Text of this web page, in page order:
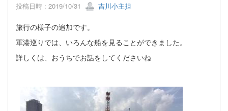
投稿日時 : 2019/10/31 吉川小主担
旅行の様子の追加です。
軍港巡りでは、いろんな船を見ることができました。
詳しくは、おうちでお話をしてくださいね